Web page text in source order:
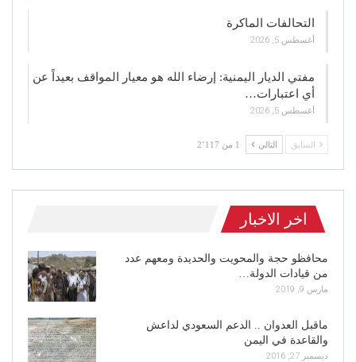
التحالفات الماكرة
أغسطس 5, 2026
مفتي الديار اليمنية: إرضاء الله هو معيار المواقف بعيداً عن
أي اعتبارات…
أغسطس 5, 2026
السابق التالي 1 من 2٬117
اخر الاخبار
محافظو حجة والمحويت والحديدة ومعهم عدد
من قيادات الدولة…
مارس 9, 2019
ماقبل العدوان .. الدعم السعودي لداعش
والقاعدة في اليمن
ديسمبر 27, 2016